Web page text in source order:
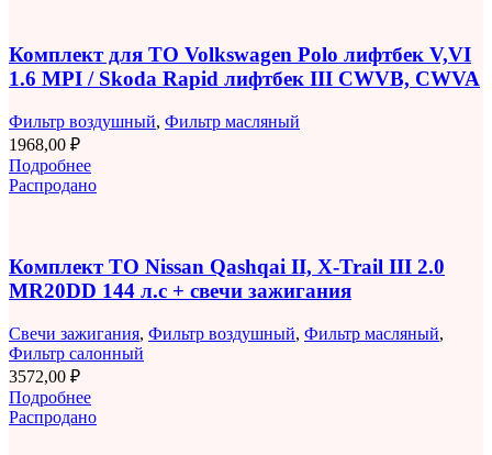
Комплект для ТО Volkswagen Polo лифтбек V,VI
1.6 MPI / Skoda Rapid лифтбек III CWVB, CWVA
Фильтр воздушный, Фильтр масляный
1968,00 ₽
Подробнее
Распродано
Комплект ТО Nissan Qashqai II, X-Trail III 2.0
MR20DD 144 л.с + свечи зажигания
Свечи зажигания, Фильтр воздушный, Фильтр масляный,
Фильтр салонный
3572,00 ₽
Подробнее
Распродано